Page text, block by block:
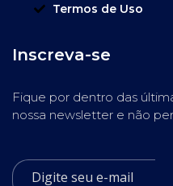
Termos de Uso
Inscreva-se
Fique por dentro das
nossa newsletter e não